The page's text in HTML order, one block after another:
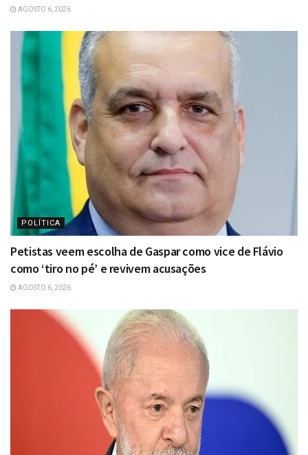
AGOSTO 6, 2026
POLÍTICA
Petistas veem escolha de Gaspar como vice de Flávio
como ‘tiro no pé’ e revivem acusações
AGOSTO 6, 2026